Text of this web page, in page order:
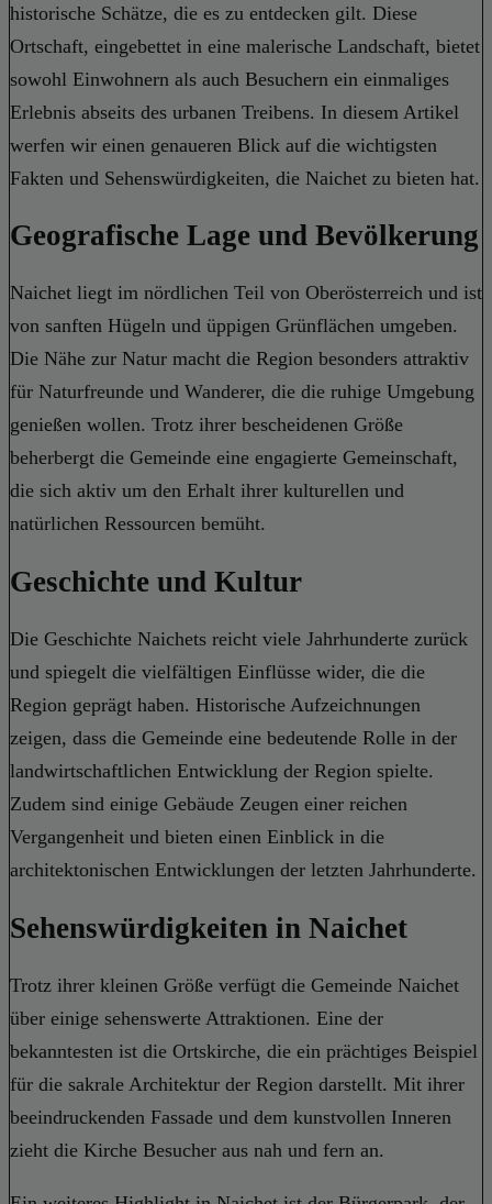
historische Schätze, die es zu entdecken gilt. Diese
Ortschaft, eingebettet in eine malerische Landschaft, bietet
sowohl Einwohnern als auch Besuchern ein einmaliges
Erlebnis abseits des urbanen Treibens. In diesem Artikel
werfen wir einen genaueren Blick auf die wichtigsten
Fakten und Sehenswürdigkeiten, die Naichet zu bieten hat.
Geografische Lage und Bevölkerung
Naichet liegt im nördlichen Teil von Oberösterreich und ist
von sanften Hügeln und üppigen Grünflächen umgeben.
Die Nähe zur Natur macht die Region besonders attraktiv
für Naturfreunde und Wanderer, die die ruhige Umgebung
genießen wollen. Trotz ihrer bescheidenen Größe
beherbergt die Gemeinde eine engagierte Gemeinschaft,
die sich aktiv um den Erhalt ihrer kulturellen und
natürlichen Ressourcen bemüht.
Geschichte und Kultur
Die Geschichte Naichets reicht viele Jahrhunderte zurück
und spiegelt die vielfältigen Einflüsse wider, die die
Region geprägt haben. Historische Aufzeichnungen
zeigen, dass die Gemeinde eine bedeutende Rolle in der
landwirtschaftlichen Entwicklung der Region spielte.
Zudem sind einige Gebäude Zeugen einer reichen
Vergangenheit und bieten einen Einblick in die
architektonischen Entwicklungen der letzten Jahrhunderte.
Sehenswürdigkeiten in Naichet
Trotz ihrer kleinen Größe verfügt die Gemeinde Naichet
über einige sehenswerte Attraktionen. Eine der
bekanntesten ist die Ortskirche, die ein prächtiges Beispiel
für die sakrale Architektur der Region darstellt. Mit ihrer
beeindruckenden Fassade und dem kunstvollen Inneren
zieht die Kirche Besucher aus nah und fern an.